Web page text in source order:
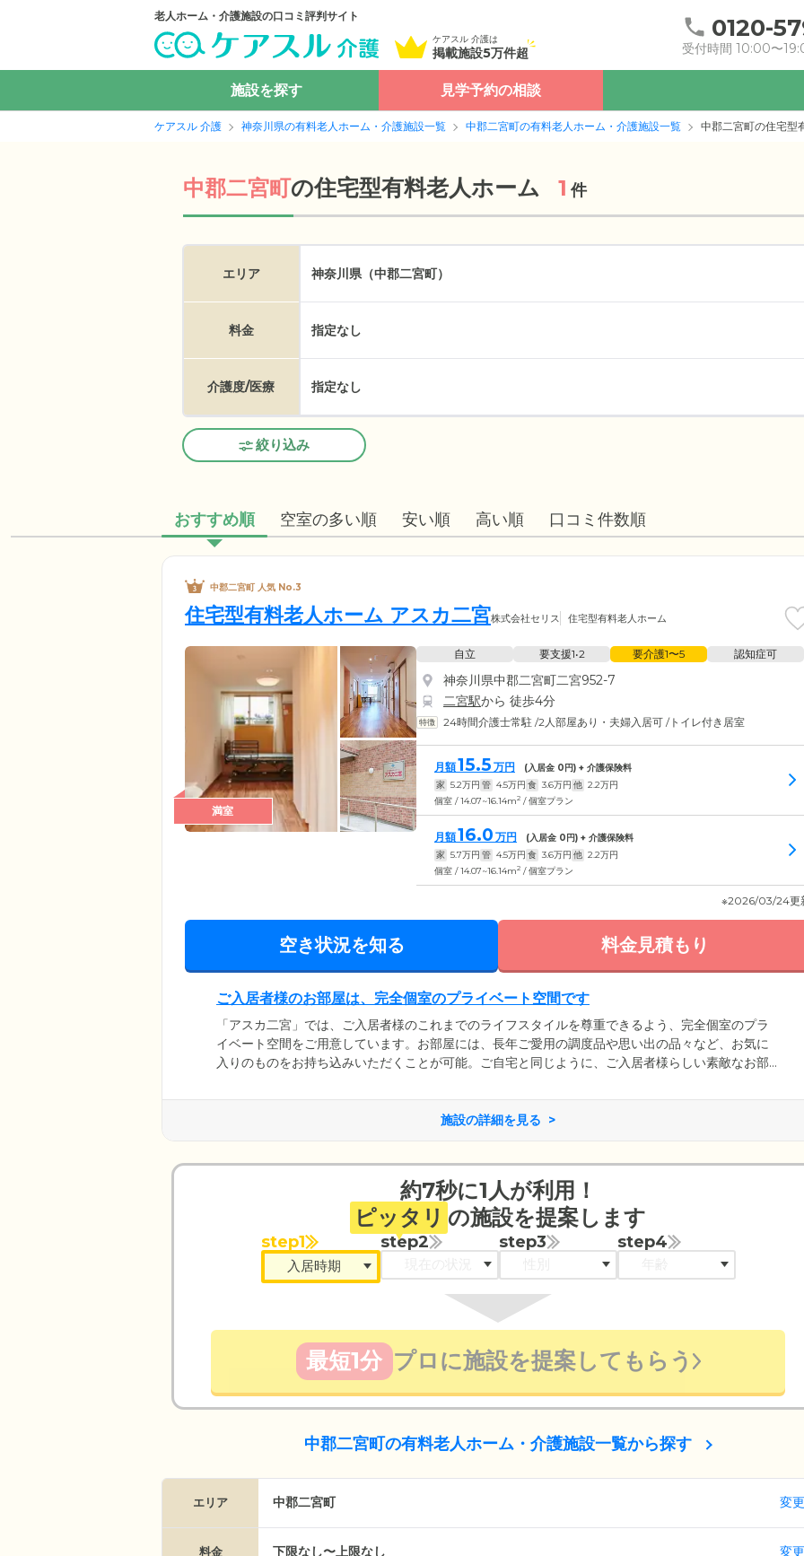
老人ホーム・介護施設の口コミ評判サイト
ケアスル 介護は
掲載施設5万件超
0120-
受付時間 10:00〜
施設を探す 見学予約の相談
ケアスル 介護 神奈川県の有料老人ホーム・介護施設一覧 中郡二宮町の有料老人ホーム・介護施設一覧 中郡二宮町の住宅型
中郡二宮町の住宅型有料老人ホーム 1 件
エリア 神奈川県（中郡二宮町）
料金 指定なし
介護度/医療 指定なし
絞り込み
おすすめ順 空室の多い順 安い順 高い順 口コミ件数順
中郡二宮町 人気 No.3
住宅型有料老人ホーム アスカ二宮株式会社セリス 住宅型有料老人ホーム
満室
自立 要支援1•2 要介護1〜5 認知症可
神奈川県中郡二宮町二宮952-7
二宮駅から 徒歩4分
24時間介護士常駐 /2人部屋あり・夫婦入居可 /トイレ付き居室
月額15.5 万円 (入居金 0円) + 介護保険料
家 5.2万円 管 4.5万円 食 3.6万円 他 2.2万円
個室 / 14.07~16.14m2 / 個室プラン
月額16.0 万円 (入居金 0円) + 介護保険料
家 5.7万円 管 4.5万円 食 3.6万円 他 2.2万円
個室 / 14.07~16.14m2 / 個室プラン
※2026/03/24更
空き状況を知る 料金見積もり
ご入居者様のお部屋は、完全個室のプライベート空間です
「アスカ二宮」では、ご入居者様のこれまでのライフスタイルを尊重できるよう、完全個室のプラ
イベート空間をご用意しています。お部屋には、長年ご愛用の調度品や思い出の品々など、お気に
入りのものをお持ち込みいただくことが可能。ご自宅と同じように、ご入居者様らしい素敵なお部
一緒に暮らすこともできます。各部屋には、ナースコール・スプリンクラー・緊急通報装置を完
備。不測の事態にも迅速かつ柔軟に対応できるよう、万全のサポート体制を整えています。
施設の詳細を見る
約7秒に1人が利用！
ピッタリ の施設を提案します
step1 step2 step3 step4
最短1分 プロに施設を提案してもらう
中郡二宮町の有料老人ホーム・介護施設一覧から探す
エリア 中郡二宮町 変更
料金 下限なし〜上限なし 変更